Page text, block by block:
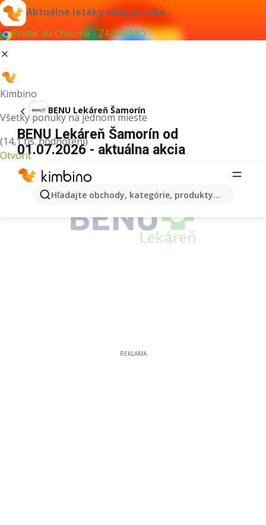
Aktuálne letáky vždy po ruke
Pridať do Chrome - ZADARMO
Kimbino
Všetky ponuky na jednom mieste
(14,1 tis. hodnotení)
Otvoriť
Hľadajte obchody, kategórie, produkty...
BENU Lekáreň Šamorín
BENU Lekáreň Šamorín od
01.07.2026 - aktuálna akcia
REKLAMA